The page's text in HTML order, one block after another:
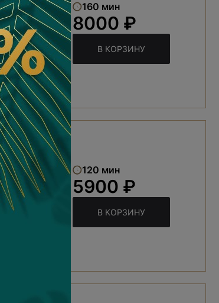
160 мин
8000 ₽
В КОРЗИНУ
120 мин
5900 ₽
В КОРЗИНУ